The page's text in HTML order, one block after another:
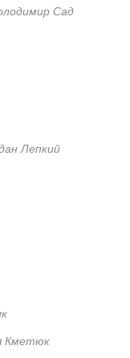
Сад
Лепкий
Кметюк